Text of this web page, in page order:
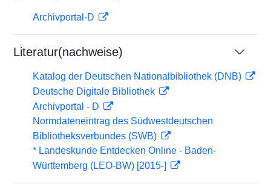
Archivportal-D
Literatur(nachweise)
Katalog der Deutschen Nationalbibliothek (DNB)
Deutsche Digitale Bibliothek
Archivportal - D
Normdateneintrag des Südwestdeutschen
Bibliotheksverbundes (SWB)
* Landeskunde Entdecken Online - Baden-
Württemberg (LEO-BW) [2015-]